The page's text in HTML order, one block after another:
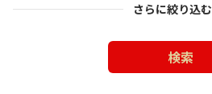
さらに絞り込む
検索